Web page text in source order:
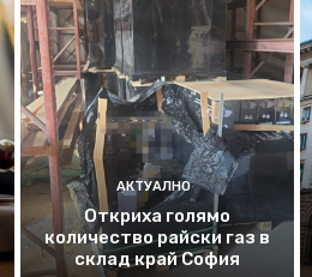
АКТУАЛНО
Откриха голямо
количество райски газ в
склад край София